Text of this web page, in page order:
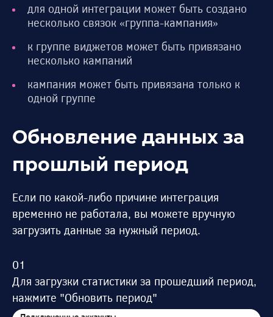
для одной интеграции может быть создано
несколько связок «группа-кампания»
к группе виджетов может быть привязано
несколько кампаний
кампания может быть привязана только к
одной группе
Обновление данных за
прошлый период
Если по какой-либо причине интеграция
временно не работала, вы можете вручную
загрузить данные за нужный период.
Для загрузки статистики за прошедший период,
нажмите "Обновить период"